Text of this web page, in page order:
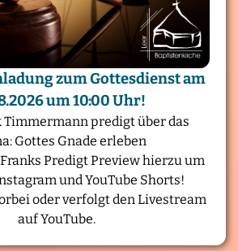
zum Gottesdienst am
um 10:00 Uhr!
Timmermann predigt über das
Gottes Gnade erleben
Predigt Preview hierzu um
und YouTube Shorts!
oder verfolgt den Livestream
auf YouTube.